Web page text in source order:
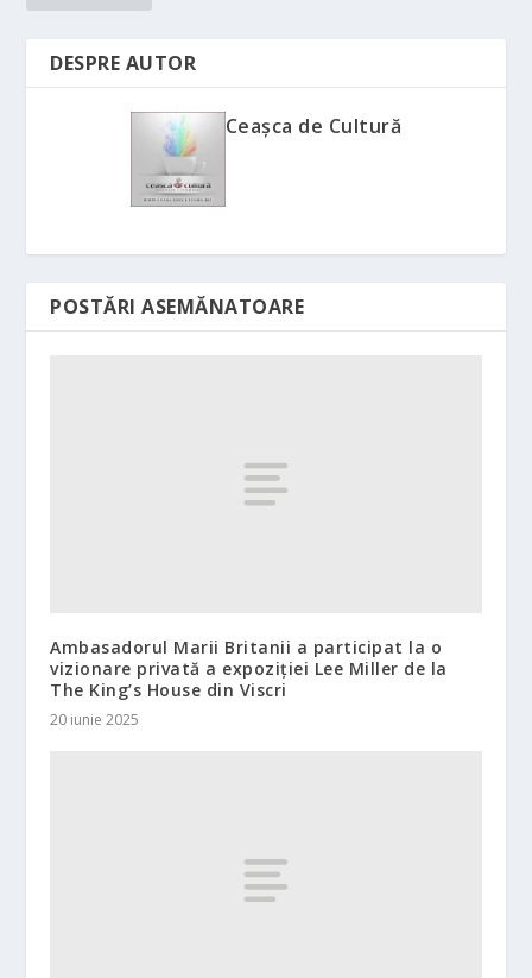
DESPRE AUTOR
Ceașca de Cultură
POSTĂRI ASEMĂNATOARE
Ambasadorul Marii Britanii a participat la o
vizionare privată a expoziției Lee Miller de la
The King’s House din Viscri
20 iunie 2025